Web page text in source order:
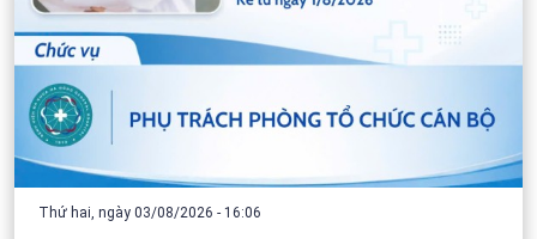
Thứ hai, ngày 03/08/2026 - 16:06